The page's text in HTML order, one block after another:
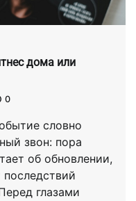
дома или
0
словно
звон: пора
об обновлении,
последствий
глазами